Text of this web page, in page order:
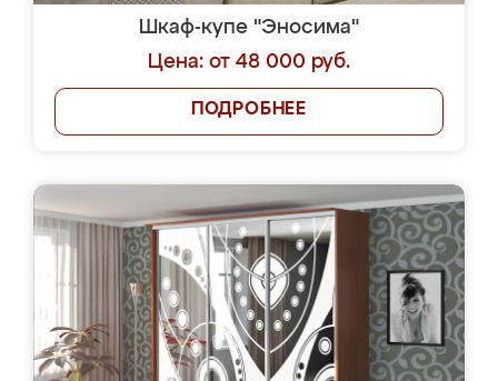
Шкаф-купе "Эносима"
Цена: от 48 000 руб.
ПОДРОБНЕЕ